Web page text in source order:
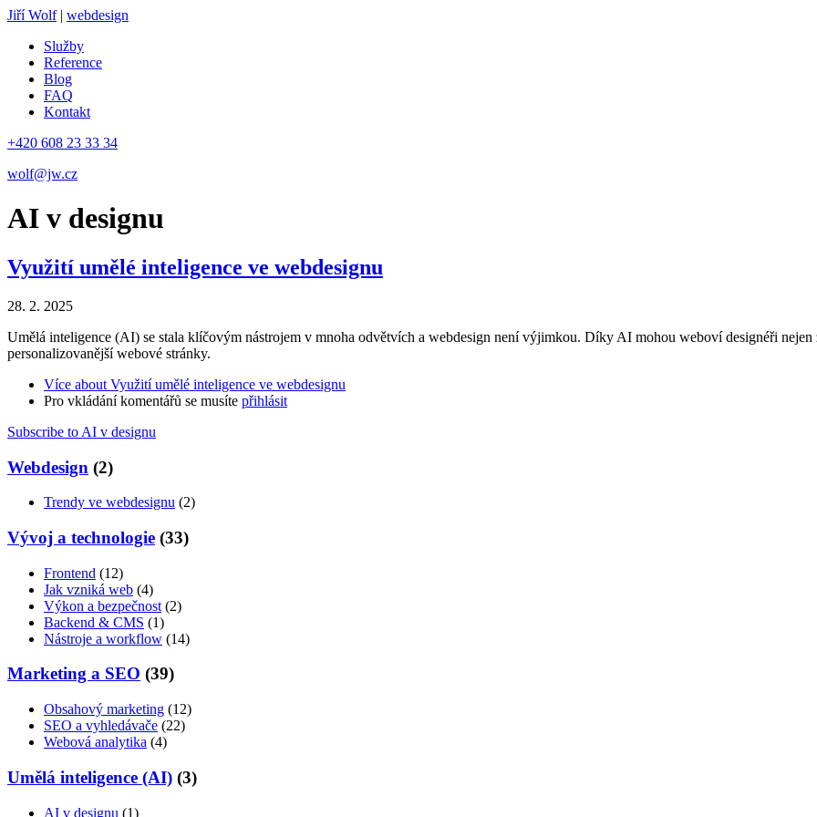
Jiří Wolf | webdesign
Služby
Reference
Blog
FAQ
Kontakt
+420 608 23 33 34
wolf@jw.cz
AI v designu
Využití umělé inteligence ve webdesignu
28. 2. 2025
Umělá inteligence (AI) se stala klíčovým nástrojem v mnoha odvětvích a webdesign není výjimkou. Díky AI mohou weboví designéři
personalizovanější webové stránky.
Více about Využití umělé inteligence ve webdesignu
Pro vkládání komentářů se musíte přihlásit
Subscribe to AI v designu
Webdesign (2)
Trendy ve webdesignu (2)
Vývoj a technologie (33)
Frontend (12)
Jak vzniká web (4)
Výkon a bezpečnost (2)
Backend & CMS (1)
Nástroje a workflow (14)
Marketing a SEO (39)
Obsahový marketing (12)
SEO a vyhledávače (22)
Webová analytika (4)
Umělá inteligence (AI) (3)
AI v designu (1)